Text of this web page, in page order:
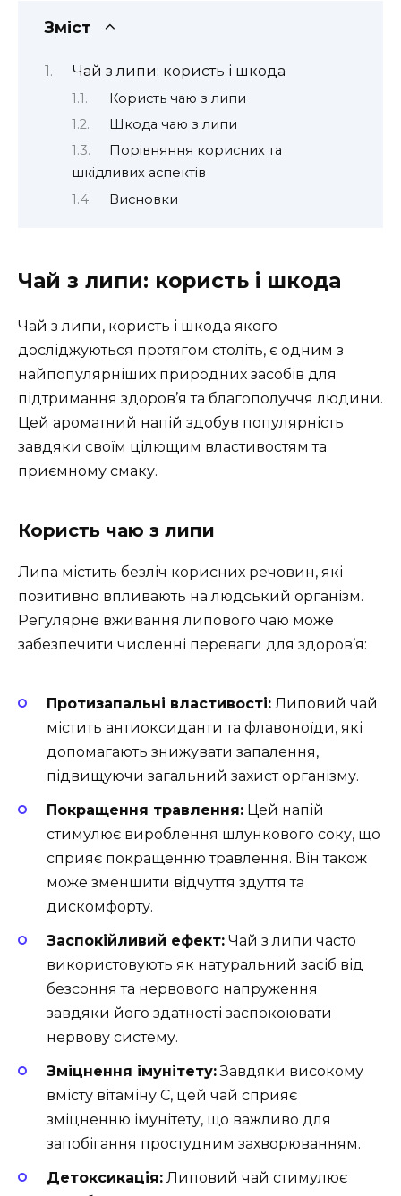
Зміст
Чай з липи: користь і шкода
Користь чаю з липи
Шкода чаю з липи
Порівняння корисних та
шкідливих аспектів
Висновки
Чай з липи: користь і шкода
Чай з липи, користь і шкода якого
досліджуються протягом століть, є одним з
найпопулярніших природних засобів для
підтримання здоров’я та благополуччя людини.
Цей ароматний напій здобув популярність
завдяки своїм цілющим властивостям та
приємному смаку.
Користь чаю з липи
Липа містить безліч корисних речовин, які
позитивно впливають на людський організм.
Регулярне вживання липового чаю може
забезпечити численні переваги для здоров’я:
Протизапальні властивості: Липовий чай
містить антиоксиданти та флавоноїди, які
допомагають знижувати запалення,
підвищуючи загальний захист організму.
Покращення травлення: Цей напій
стимулює вироблення шлункового соку, що
сприяє покращенню травлення. Він також
може зменшити відчуття здуття та
дискомфорту.
Заспокійливий ефект: Чай з липи часто
використовують як натуральний засіб від
безсоння та нервового напруження
завдяки його здатності заспокоювати
нервову систему.
Зміцнення імунітету:Завдяки високому
вмісту вітаміну С, цей чай сприяє
зміцненню імунітету, що важливо для
запобігання простудним захворюванням.
Детоксикація: Липовий чай стимулює